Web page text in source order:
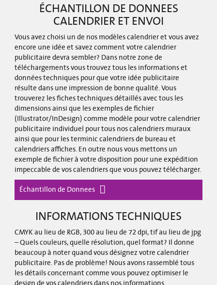
ÉCHANTILLON DE DONNEES
CALENDRIER ET ENVOI
Vous avez choisi un de nos modèles calendrier et vous avez
encore une idée et savez comment votre calendrier
publicitaire devra sembler? Dans notre zone de
téléchargements vous trouvez tous les informations et
données techniques pour que votre idée publicitaire
résulte dans une impression de bonne qualité. Vous
trouverez les fiches techniques détaillés avec tous les
dimensions ainsi que les exemples de fichier
(Illustrator/InDesign) comme modèle pour votre calendrier
publicitaire individuel pour tous nos calendriers muraux
ainsi que pour les terminic calendriers de bureau et
calendriers affiches. En outre nous vous mettons un
exemple de fichier à votre disposition pour une expédition
impeccable de vos calendriers que vous pouvez télécharger.
Échantillon de Donnees
INFORMATIONS TECHNIQUES
CMYK au lieu de RGB, 300 au lieu de 72 dpi, tif au lieu de jpg
– Quels couleurs, quelle résolution, quel format? Il donne
beaucoup à noter quand vous désignez votre calendrier
publicitaire. Pas de problème! Nous avons rassemblé tous
les détails concernant comme vous pouvez optimiser le
design de vos calendriers dans nos informations